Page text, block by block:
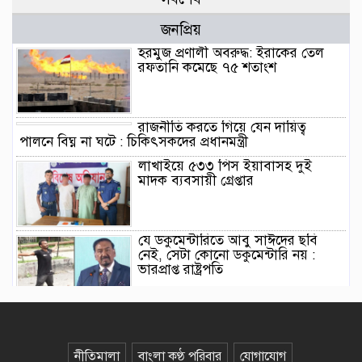
জনপ্রিয়
হরমুজ প্রণালী অবরুদ্ধ: ইরাকের তেল
রফতানি কমেছে ৭৫ শতাংশ
রাজনীতি করতে গিয়ে যেন দায়িত্ব
পালনে বিঘ্ন না ঘটে : চিকিৎসকদের প্রধানমন্ত্রী
লাখাইয়ে ৫৩৩ পিস ইয়াবাসহ দুই
মাদক ব্যবসায়ী গ্রেপ্তার
যে ডকুমেন্টারিতে আবু সাঈদের ছবি
নেই, সেটা কোনো ডকুমেন্টারি নয় :
ভারপ্রাপ্ত রাষ্ট্রপতি
গণমিছিল ও সমাবেশ
নীতিমালা বাংলা কণ্ঠ পরিবার যোগাযোগ